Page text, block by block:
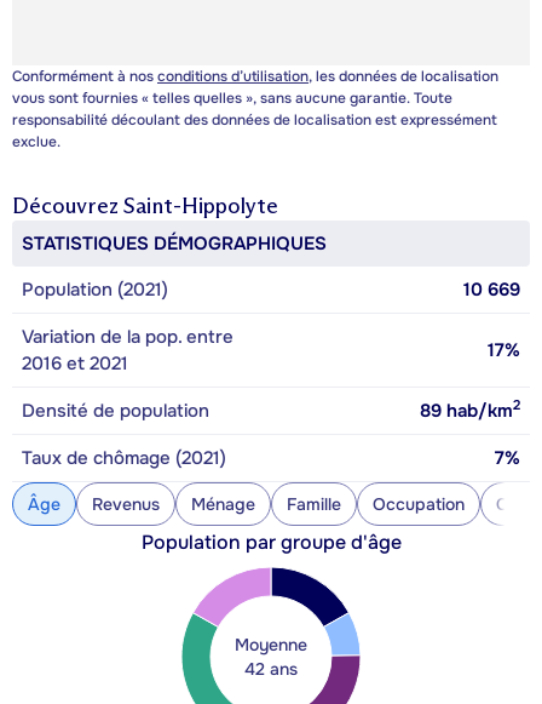
Conformément à nosconditions d’utilisation, les données de localisation
vous sont fournies « telles quelles », sans aucune garantie. Toute
responsabilité découlant des données de localisation est expressément
exclue.
Découvrez Saint-Hippolyte
STATISTIQUES DÉMOGRAPHIQUES
Population (2021)
10 669
Variation de la pop. entre
2016 et 2021
17%
Densité de population 89 hab/km2
Taux de chômage (2021) 7%
Âge Revenus Ménage Famille Occupation
Population par groupe d'âge
Moyenne
42 ans